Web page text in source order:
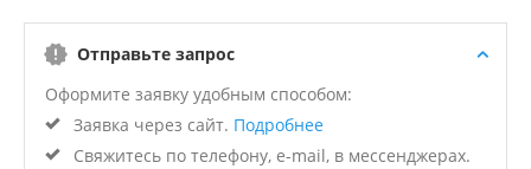
Отправьте запрос
Оформите заявку удобным способом:
Заявка через сайт. Подробнее
Свяжитесь по телефону, e-mail, в мессенджерах.